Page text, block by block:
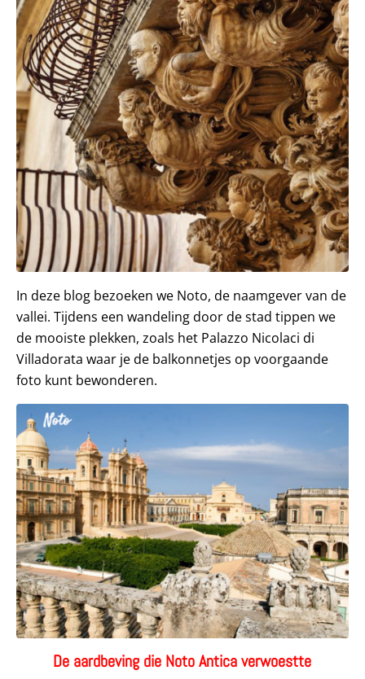
In deze blog bezoeken we Noto, de naamgever van de
vallei. Tijdens een wandeling door de stad tippen we
de mooiste plekken, zoals het Palazzo Nicolaci di
Villadorata waar je de balkonnetjes op voorgaande
foto kunt bewonderen.
De aardbeving die Noto Antica verwoestte